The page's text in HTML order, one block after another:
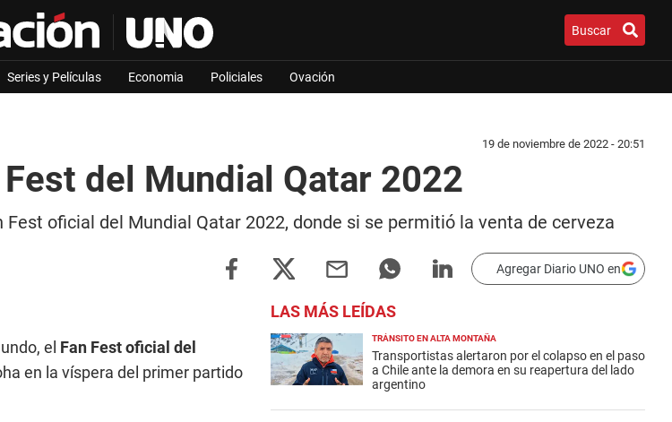
Buscar
Series y Películas Economia Policiales Ovación
19 de noviembre de 2022 - 20:51
del Mundial Qatar 2022
oficial del Mundial Qatar 2022, donde si se permitió la venta de cerveza
Agregar Diario UNO en
el Fan Fest oficial del
en la víspera del primer partido
LAS MÁS LEÍDAS
TRÁNSITO EN ALTA MONTAÑA
Transportistas alertaron por el colapso en el paso
a Chile ante la demora en su reapertura del lado
argentino